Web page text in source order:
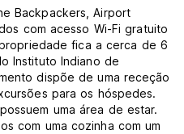
Backpackers, Airport
com acesso Wi-Fi gratuito
fica a cerca de 6
Instituto Indiano de
dispõe de uma receção
para os hóspedes.
uma área de estar.
com uma cozinha com um